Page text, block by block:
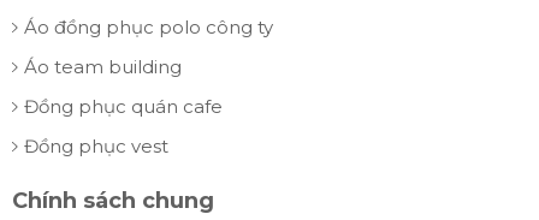
Áo đồng phục polo công ty
Áo team building
Đồng phục quán cafe
Đồng phục vest
Chính sách chung